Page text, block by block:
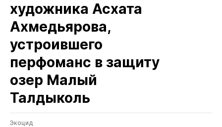
художника Асхата
Ахмедьярова,
устроившего
перфоманс в защиту
озер Малый
Талдыколь
Экоцид